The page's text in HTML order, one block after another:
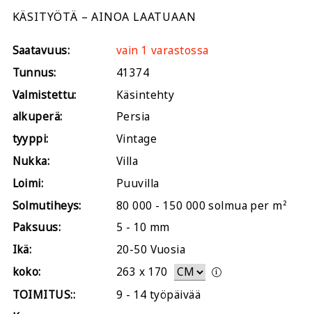
KÄSITYÖTÄ – AINOA LAATUAAN
Saatavuus:
vain 1 varastossa
Tunnus:
41374
Valmistettu:
Käsintehty
alkuperä:
Persia
tyyppi:
Vintage
Nukka:
Villa
Loimi:
Puuvilla
Solmutiheys:
80 000 - 150 000 solmua per m²
Paksuus:
5 - 10 mm
Ikä:
20-50 Vuosia
koko:
263 x 170
TOIMITUS::
9 - 14 työpäivää